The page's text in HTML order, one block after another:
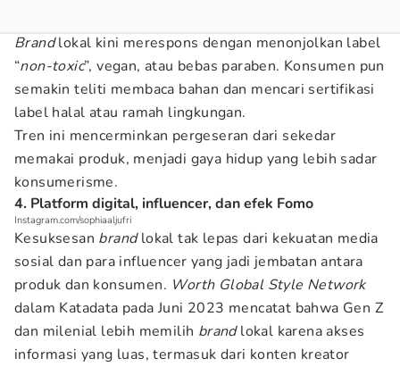
Brandlokal kini merespons dengan menonjolkan label
“non-toxic”, vegan, atau bebas paraben. Konsumen pun
semakin teliti membaca bahan dan mencari sertifikasi
label halal atau ramah lingkungan.
Tren ini mencerminkan pergeseran dari sekedar
memakai produk, menjadi gaya hidup yang lebih sadar
konsumerisme.
4. Platform digital, influencer, dan efek Fomo
Instagram.com/sophiaaljufri
Kesuksesan brandlokal tak lepas dari kekuatan media
sosial dan para influencer yang jadi jembatan antara
produk dan konsumen. Worth Global Style Network
dalam Katadata pada Juni 2023 mencatat bahwa Gen Z
dan milenial lebih memilih brandlokal karena akses
informasi yang luas, termasuk dari konten kreator